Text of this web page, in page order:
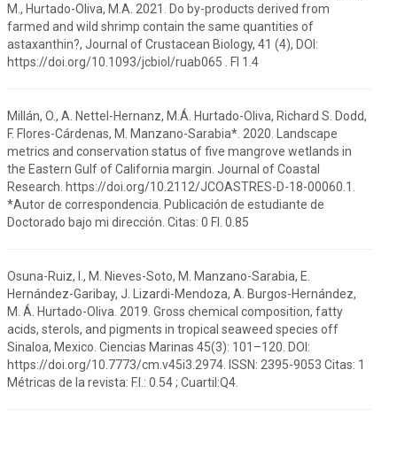
M., Hurtado-Oliva, M.A. 2021. Do by-products derived from
farmed and wild shrimp contain the same quantities of
astaxanthin?, Journal of Crustacean Biology, 41 (4), DOI:
https://doi.org/10.1093/jcbiol/ruab065 . FI 1.4
Millán, O., A. Nettel-Hernanz, M.Á. Hurtado-Oliva, Richard S. Dodd,
F. Flores-Cárdenas, M. Manzano-Sarabia*. 2020. Landscape
metrics and conservation status of five mangrove wetlands in
the Eastern Gulf of California margin. Journal of Coastal
Research. https://doi.org/10.2112/JCOASTRES-D-18-00060.1.
*Autor de correspondencia. Publicación de estudiante de
Doctorado bajo mi dirección. Citas: 0 FI. 0.85
Osuna-Ruiz, I., M. Nieves-Soto, M. Manzano-Sarabia, E.
Hernández-Garibay, J. Lizardi-Mendoza, A. Burgos-Hernández,
M. Á. Hurtado-Oliva. 2019. Gross chemical composition, fatty
acids, sterols, and pigments in tropical seaweed species off
Sinaloa, Mexico. Ciencias Marinas 45(3): 101–120. DOI:
https://doi.org/10.7773/cm.v45i3.2974. ISSN: 2395-9053 Citas: 1
Métricas de la revista: F.I.: 0.54 ; Cuartil:Q4.